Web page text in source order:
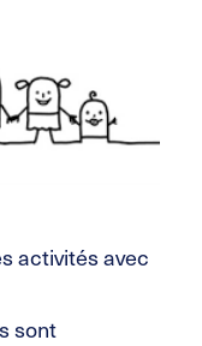
activités avec
sont